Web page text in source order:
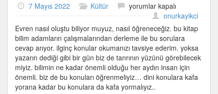
7 Mayıs 2022 Kültür
Büyük
Patlamanın
Işığı
–
Marcus
Chown
için
yorumlar kapalı
onurkayikci
Evren nasıl oluştu biliyor muyuz, nasıl öğreneceğiz. bu kitap
bilim adamların çalışmalarından derleme ile bu sorulara
cevap arıyor. ilginç konular okumanızı tavsiye ederim. yoksa
yazarın dediği gibi bir gün biz de tanrının yüzünü görebilecek
miyiz. bilimin ne kadar önemli olduğu her aydın insan için
önemli. biz de bu konuları öğrenmeliyiz… dini konulara kafa
yorana kadar bu konulara da kafa yormalıyız..